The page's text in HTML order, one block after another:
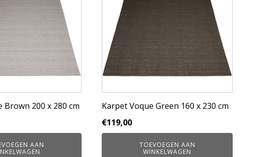
Brown 200 x 280 cm
AAN
Karpet Voque Green 160 x 230 cm
€119,00
TOEVOEGEN AAN
WINKELWAGEN